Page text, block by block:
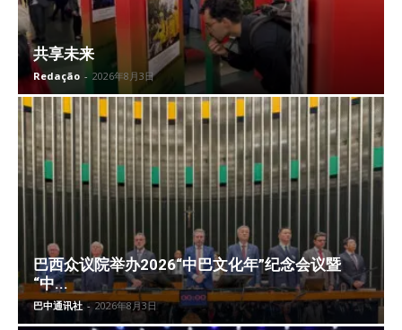
共享未来
Redação - 2026年8月3日
巴西众议院举办2026“中巴文化年”纪念会议暨
“中...
巴中通讯社 - 2026年8月3日